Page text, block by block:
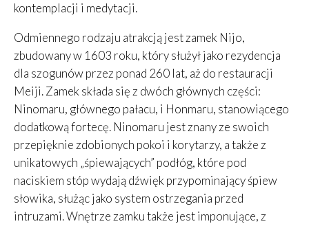
kontemplacji i medytacji.
Odmiennego rodzaju atrakcją jest zamek Nijo,
zbudowany w 1603 roku, który służył jako rezydencja
dla szogunów przez ponad 260 lat, aż do restauracji
Meiji. Zamek składa się z dwóch głównych części:
Ninomaru, głównego pałacu, i Honmaru, stanowiącego
dodatkową fortecę. Ninomaru jest znany ze swoich
przepięknie zdobionych pokoi i korytarzy, a także z
unikatowych „śpiewających” podłóg, które pod
naciskiem stóp wydają dźwięk przypominający śpiew
słowika, służąc jako system ostrzegania przed
intruzami. Wnętrze zamku także jest imponujące, z